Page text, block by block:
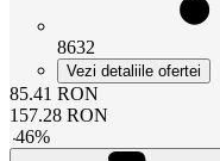
8632
Vezi detaliile ofertei
85.41 RON
157.28 RON
-46%